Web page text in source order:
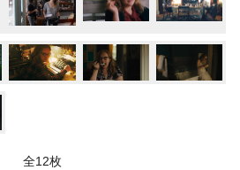
全12枚